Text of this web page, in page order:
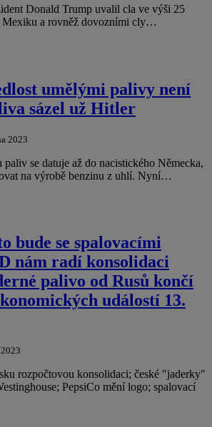
Donald Trump uvalil cla ve výši 25
Mexiku a rovněž dovozními cly…
umělými palivy není
sázel už Hitler
2023
se datuje až do nacistického Německa,
na výrobě benzinu z uhlí. Nyní…
bude se spalovacími
nám radí konsolidaci
palivo od Rusů končí
událostí 13.
rozpočtovou konsolidaci; české "jaderky"
PepsiCo mění logo; spalovací